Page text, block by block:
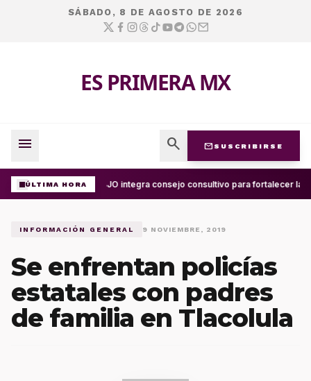
SÁBADO, 8 DE AGOSTO DE 2026
ES PRIMERA MX
menu search mail SUSCRIBIRSE
ÚLTIMA HORA UABJO integra consejo consultivo para fortalecer la
INFORMACIÓN GENERAL 9 NOVIEMBRE, 2019
Se enfrentan policías
estatales con padres
de familia en Tlacolula